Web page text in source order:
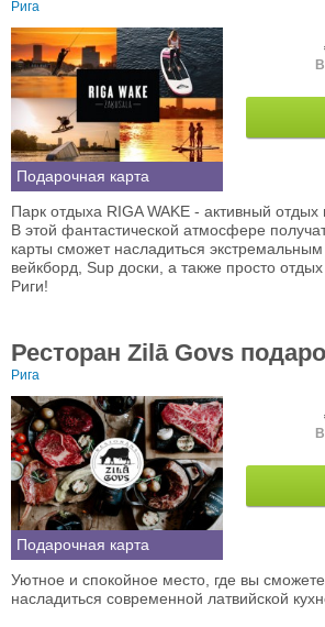
Рига
Подарочная карта
Парк отдыха RIGA WAKE - активный
В этой фантастической атмосфере
карты сможет насладиться
вейкборд, Sup доски, а также просто
Риги!
Ресторан Zilā Govs
Рига
Подарочная карта
Уютное и спокойное место, где вы
насладиться современной латвийской